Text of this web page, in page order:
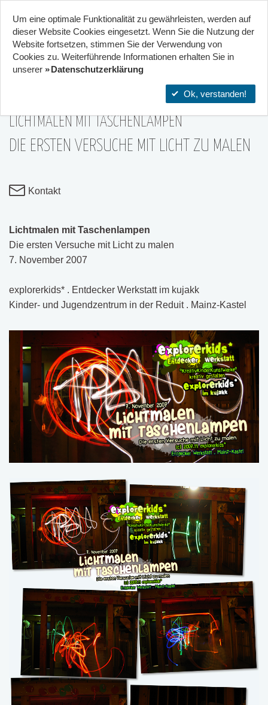
Start Projekte Orte
LICHTMALEN MIT TASCHENLAMPEN
DIE ERSTEN VERSUCHE MIT LICHT ZU MALEN
07
Kinder- und Jugendzentrum in der
Reduit . Mainz-Kastel . kujakk
Kontakt
Lichtmalen mit Taschenlampen
Die ersten Versuche mit Licht zu malen
7. November 2007
explorerkids* . Entdecker Werkstatt im kujakk
Kinder- und Jugendzentrum in der Reduit . Mainz-Kastel
Um eine optimale Funktionalität zu gewährleisten, werden auf
dieser Website Cookies eingesetzt. Wenn Sie die Nutzung der
Website fort­setzen, stimmen Sie der Verwendung von
Cookies zu. Weiterführende Informationen erhalten Sie in
unserer
Datenschutzerklärung
Ok, verstanden!